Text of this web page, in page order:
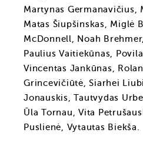
Martynas Germanavičius,
Matas Šiupšinskas, Miglė
McDonnell, Noah
Paulius Vaitiekūnas,
Vincentas Jankūnas,
Grincevičiūtė, Siarhei
Jonauskis, Tautvydas
Ūla Tornau, Vita
Puslienė, Vytautas Biekša.